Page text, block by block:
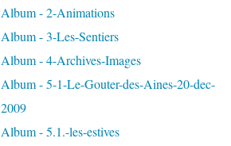
Album - 2-Animations
Album - 3-Les-Sentiers
Album - 4-Archives-Images
Album - 5-1-Le-Gouter-des-Aines-20-dec-
2009
Album - 5.1.-les-estives